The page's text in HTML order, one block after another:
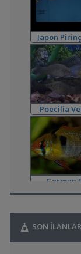
Cinsiyet ve Tür
Buhar Camı
Yeni Üye Forumu
Tankta Yosun
Akvaryum ve Tür
Ternapi
Akvaryum Tanıtımı
Bitki Kum Ve
Akvaryum ve Tür
Melek Balığı
Yeni Üye Forumu
Ne Yapmalıyım
Yeni Üye Forumu
Balkondaki
Bitki
bendeniztayfun,
Filtreleme
200 Litre Yeni
Japon Pirinç
(japanese
Poecilia
German
SON İLANLAR